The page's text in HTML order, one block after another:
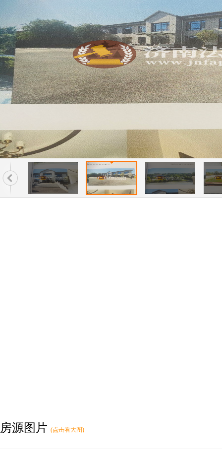
房源图片 (点击看大图)